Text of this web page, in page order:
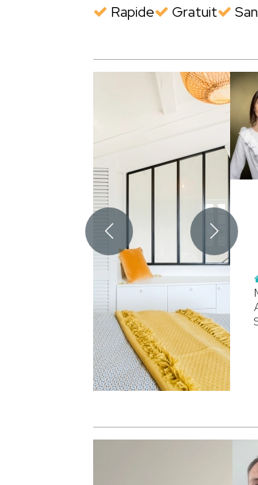
Rapide
Gratuit